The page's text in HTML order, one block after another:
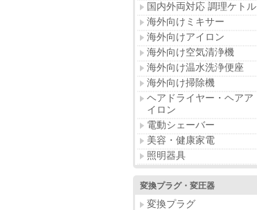
国内外両対応 調理ケトル
海外向けミキサー
海外向けアイロン
海外向け空気清浄機
海外向け温水洗浄便座
海外向け掃除機
ヘアドライヤー・ヘアア
イロン
電動シェーバー
美容・健康家電
照明器具
変換プラグ・変圧器
変換プラグ